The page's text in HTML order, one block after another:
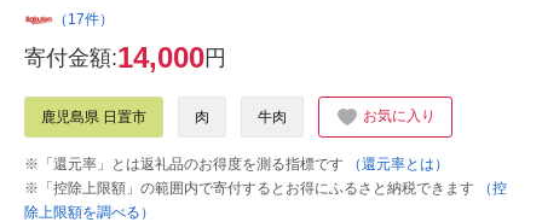
（17件）
寄付金額:14,000円
鹿児島県 日置市 肉 牛肉 お気に入り
※「還元率」とは返礼品のお得度を測る指標です
（還元率とは）
※「控除上限額」の範囲内で寄付するとお得にふるさと納税できます
（控
除上限額を調べる）